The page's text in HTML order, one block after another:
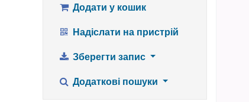
Додати у кошик
Надіслати на пристрій
Зберегти запис
Додаткові пошуки